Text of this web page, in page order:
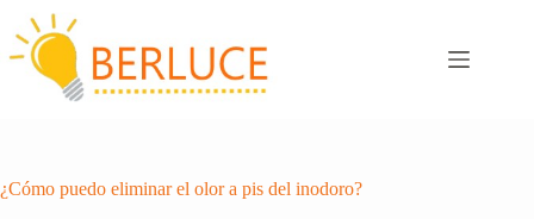
contenido
¿Cómo puedo eliminar el olor a pis del inodoro?